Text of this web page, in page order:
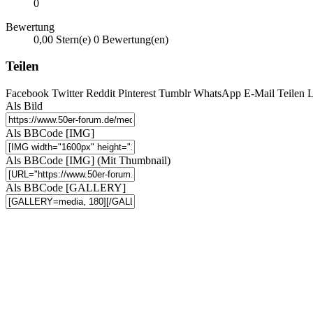
0
Bewertung
0,00 Stern(e) 0 Bewertung(en)
Teilen
Facebook Twitter Reddit Pinterest Tumblr WhatsApp E-Mail Teilen
Als Bild
Als BBCode [IMG]
Als BBCode [IMG] (Mit Thumbnail)
Als BBCode [GALLERY]